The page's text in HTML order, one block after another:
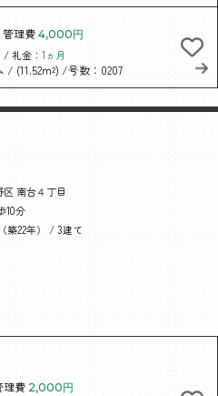
理費 4,000円
/ 礼金：1ヵ月
/ (11.52m²) /号数：0207
南台４丁目
10分
築22年） / 3建て
費 2,000円